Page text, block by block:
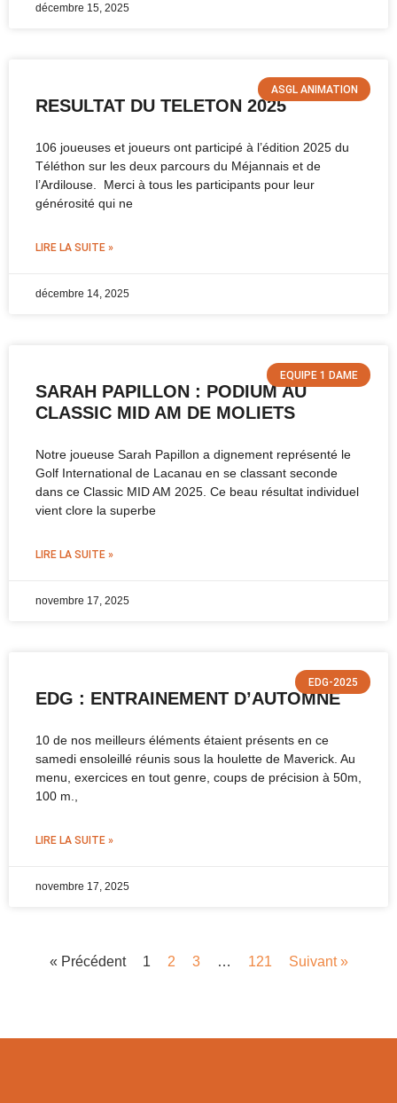
décembre 15, 2025
ASGL ANIMATION
RESULTAT DU TELETON 2025
106 joueuses et joueurs ont participé à l’édition 2025 du
Téléthon sur les deux parcours du Méjannais et de
l’Ardilouse. Merci à tous les participants pour leur
générosité qui ne
LIRE LA SUITE »
décembre 14, 2025
EQUIPE 1 DAME
SARAH PAPILLON : PODIUM AU
CLASSIC MID AM DE MOLIETS
Notre joueuse Sarah Papillon a dignement représenté le
Golf International de Lacanau en se classant seconde
dans ce Classic MID AM 2025. Ce beau résultat individuel
vient clore la superbe
LIRE LA SUITE »
novembre 17, 2025
EDG-2025
EDG : ENTRAINEMENT D’AUTOMNE
10 de nos meilleurs éléments étaient présents en ce
samedi ensoleillé réunis sous la houlette de Maverick. Au
menu, exercices en tout genre, coups de précision à 50m,
100 m.,
LIRE LA SUITE »
novembre 17, 2025
« Précédent 1 2 3 … 121 Suivant »